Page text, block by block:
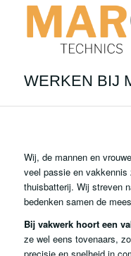
WERKEN BIJ
Wij, de mannen en
veel passie en vakkennis
thuisbatterij. Wij streven
bedenken samen de
Bij vakwerk hoort een
ze wel eens tovenaars,